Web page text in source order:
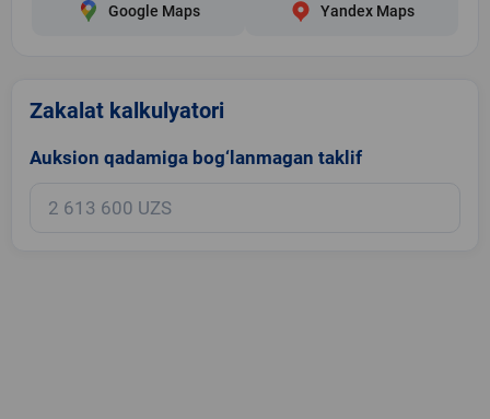
Google Maps Yandex Maps
Zakalat kalkulyatori
Auksion qadamiga bog‘lanmagan taklif